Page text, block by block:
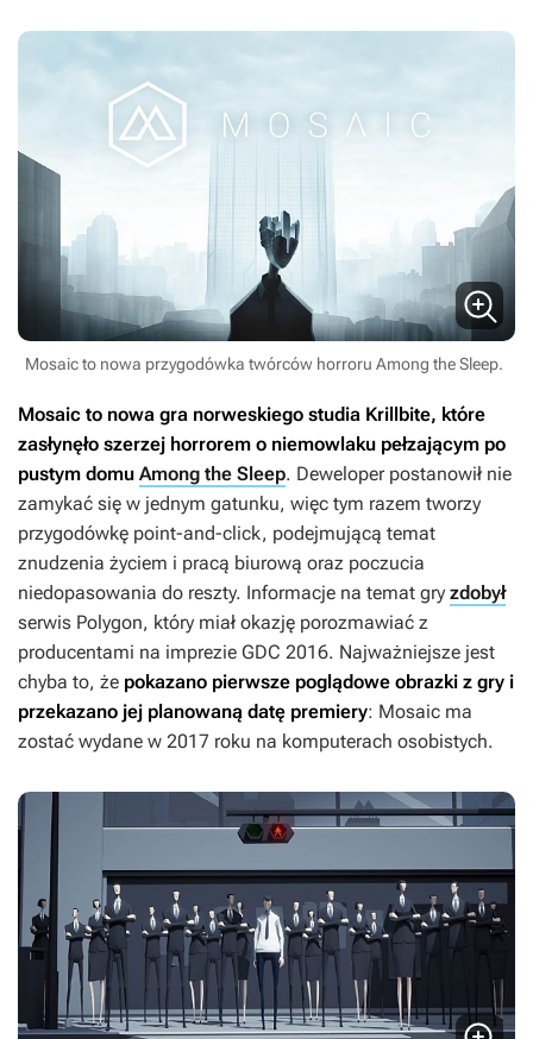
Mosaic to nowa przygodówka twórców horroru Among the Sleep.
Mosaic to nowa gra norweskiego studia Krillbite, które
zasłynęło szerzej horrorem o niemowlaku pełzającym po
pustym domu Among the Sleep. Deweloper postanowił nie
zamykać się w jednym gatunku, więc tym razem tworzy
przygodówkę point-and-click, podejmującą temat
znudzenia życiem i pracą biurową oraz poczucia
niedopasowania do reszty. Informacje na temat gry zdobył
serwis Polygon, który miał okazję porozmawiać z
producentami na imprezie GDC 2016. Najważniejsze jest
chyba to, że pokazano pierwsze poglądowe obrazki z gry i
przekazano jej planowaną datę premiery: Mosaic ma
zostać wydane w 2017 roku na komputerach osobistych.